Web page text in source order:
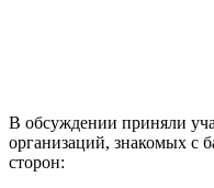
В обсуждении приняли
организаций, знакомых с
сторон: